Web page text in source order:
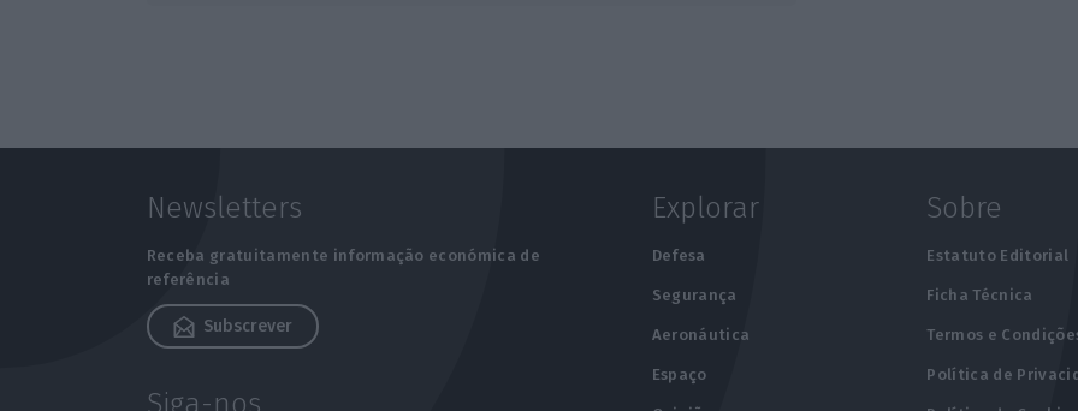
Newsletters
Receba gratuitamente informação económica de
referência
Subscrever
Siga-nos
Explorar
Defesa
Segurança
Aeronáutica
Espaço
Sobre
Estatuto Editorial
Ficha Técnica
Termos e
Política de